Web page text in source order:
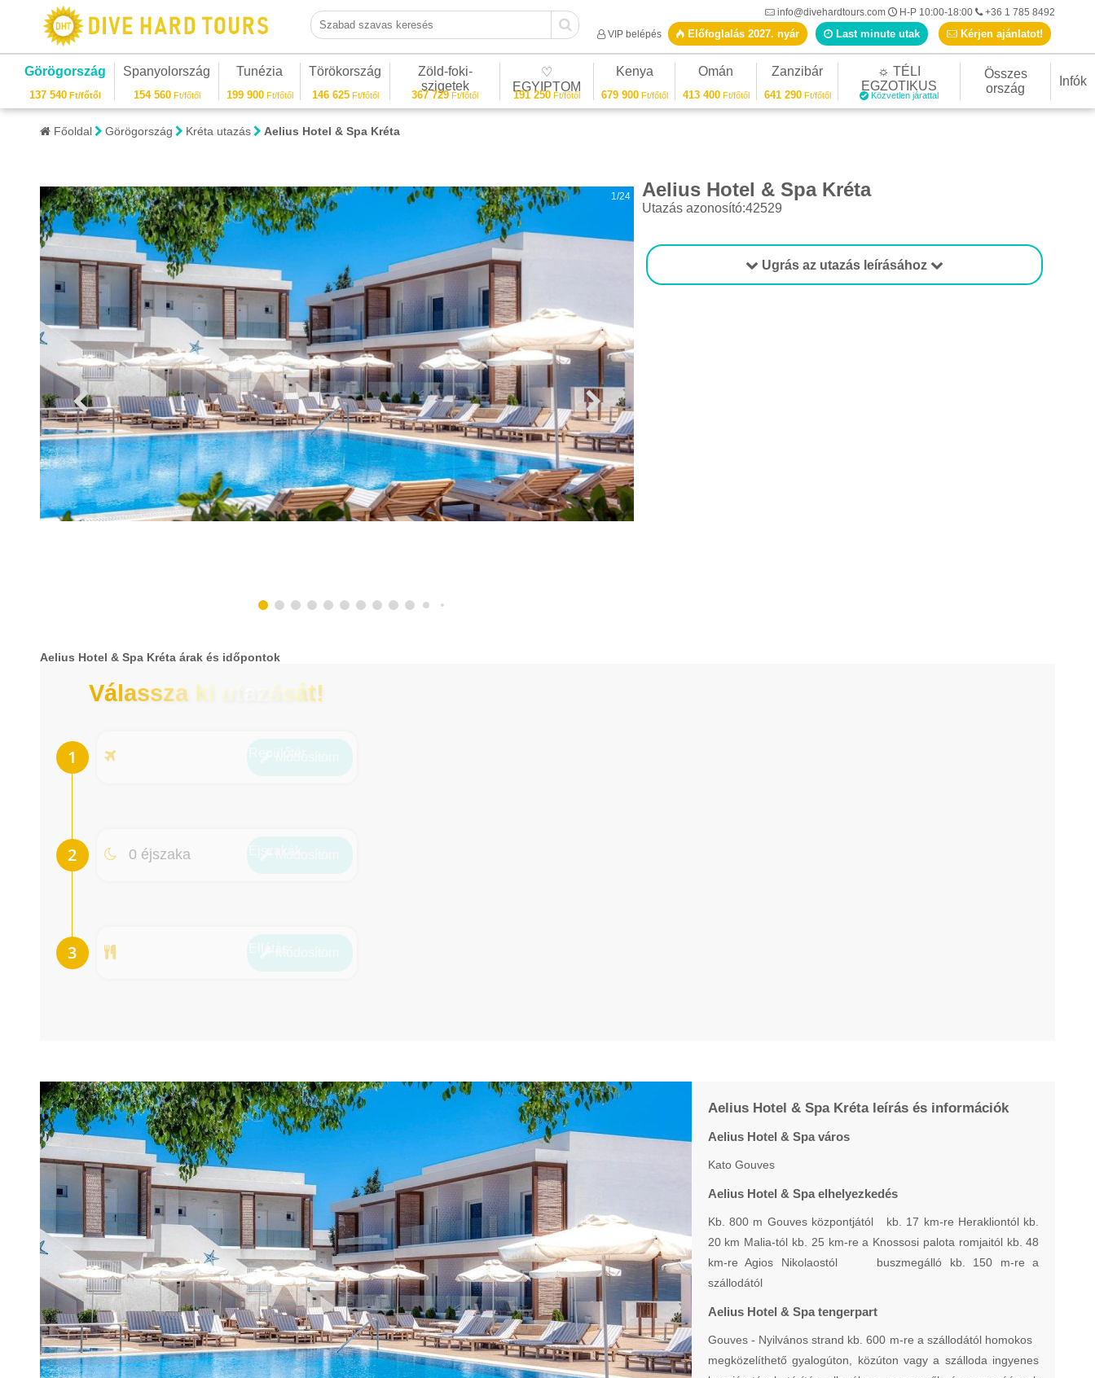
Szabad szavas keresés
info@divehardtours.com H-P 10:00-18:00
+36 1 785 8492
VIP belépés
Előfoglalás 2027. nyár Last minute utak Kérjen ajánlatot!
Görögország
137 540 Ft/főtől
Spanyolország
154 560Ft/főtől
Tunézia
199 900Ft/főtől
Törökország
146 625Ft/főtől
Zöld-foki-
szigetek
367 729 Ft/főtől
♡
EGYIPTOM
191 250 Ft/főtől
Kenya
679 900Ft/főtől
Omán
413 400Ft/főtől
Zanzibár
641 290Ft/főtől
☼ TÉLI
EGZOTIKUS
Közvetlen járattal
Összes
ország
Infók
Főoldal Görögország Kréta utazás Aelius Hotel & Spa Kréta
Aelius Hotel & Spa Kréta
Utazás azonosító:42529
Ugrás az utazás leírásához
1/24
Aelius Hotel & Spa Kréta árak és időpontok
Válassza ki utazását!
0 éjszaka
Aelius Hotel & Spa Kréta leírás és információk
Aelius Hotel & Spa város
Kato Gouves
Aelius Hotel & Spa elhelyezkedés
Kb. 800 m Gouves központjától kb. 17 km-re Herakliontól kb.
20 km Malia-tól kb. 25 km-re a Knossosi palota romjaitól kb. 48
km-re Agios Nikolaostól buszmegálló kb. 150 m-re a
szállodától
Aelius Hotel & Spa tengerpart
Gouves - Nyilvános strand kb. 600 m-re a szállodától homokos
megközelíthető gyalogúton, közúton vagy a szálloda ingyenes